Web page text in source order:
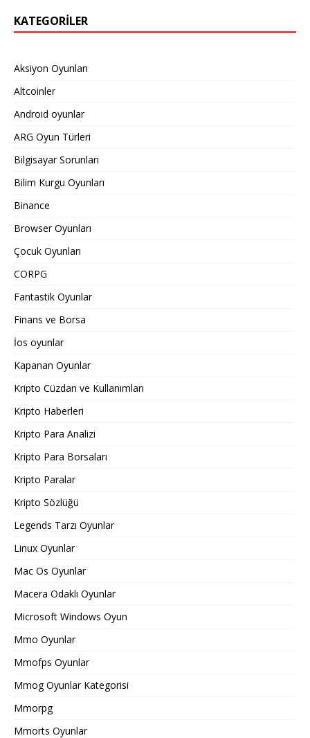
KATEGORILER
Aksiyon Oyunları
Altcoinler
Android oyunlar
ARG Oyun Türleri
Bilgisayar Sorunları
Bilim Kurgu Oyunları
Binance
Browser Oyunları
Çocuk Oyunları
CORPG
Fantastik Oyunlar
Finans ve Borsa
İos oyunlar
Kapanan Oyunlar
Kripto Cüzdan ve Kullanımları
Kripto Haberleri
Kripto Para Analizi
Kripto Para Borsaları
Kripto Paralar
Kripto Sözlüğü
Legends Tarzı Oyunlar
Linux Oyunlar
Mac Os Oyunlar
Macera Odaklı Oyunlar
Microsoft Windows Oyun
Mmo Oyunlar
Mmofps Oyunlar
Mmog Oyunlar Kategorisi
Mmorpg
Mmorts Oyunlar